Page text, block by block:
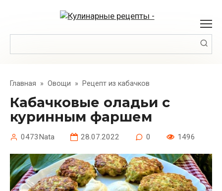
Главная » Овощи » Рецепт из кабачков
Кабачковые оладьи с
куринным фаршем
0473Nata 28.07.2022 0 1496